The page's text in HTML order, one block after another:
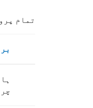
تمام